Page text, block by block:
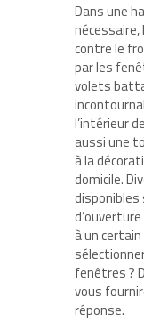
Dans une
nécessaire,
contre le
par les
volets
l’intérieur
aussi une
à la
domicile.
disponibles
à un
fenêtres ?
vous
réponse.